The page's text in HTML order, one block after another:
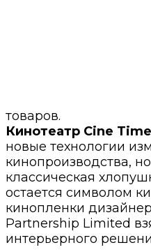
товаров.
Кинотеатр Cine
новые технологии
кинопроизводства,
классическая
остается символом
кинопленки
Partnership Limited
интерьерного